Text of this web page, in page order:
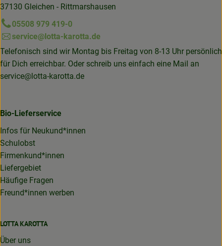
37130 Gleichen - Rittmarshausen
05508 979 419-0
service@lotta-karotta.de
Telefonisch sind wir Montag bis Freitag von 8-13 Uhr persönlich
für Dich erreichbar. Oder schreib uns einfach eine Mail an
service@lotta-karotta.de
Bio-Lieferservice
Infos für Neukund*innen
Schulobst
Firmenkund*innen
Liefergebiet
Häufige Fragen
Freund*innen werben
LOTTA KAROTTA
Über uns